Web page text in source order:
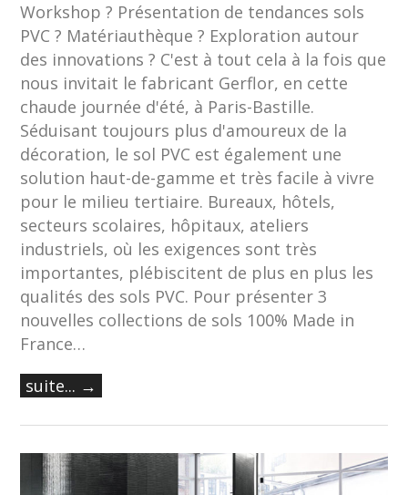
Workshop ? Présentation de tendances sols
PVC ? Matériauthèque ? Exploration autour
des innovations ? C'est à tout cela à la fois que
nous invitait le fabricant Gerflor, en cette
chaude journée d'été, à Paris-Bastille.
Séduisant toujours plus d'amoureux de la
décoration, le sol PVC est également une
solution haut-de-gamme et très facile à vivre
pour le milieu tertiaire. Bureaux, hôtels,
secteurs scolaires, hôpitaux, ateliers
industriels, où les exigences sont très
importantes, plébiscitent de plus en plus les
qualités des sols PVC. Pour présenter 3
nouvelles collections de sols 100% Made in
France…
suite... →